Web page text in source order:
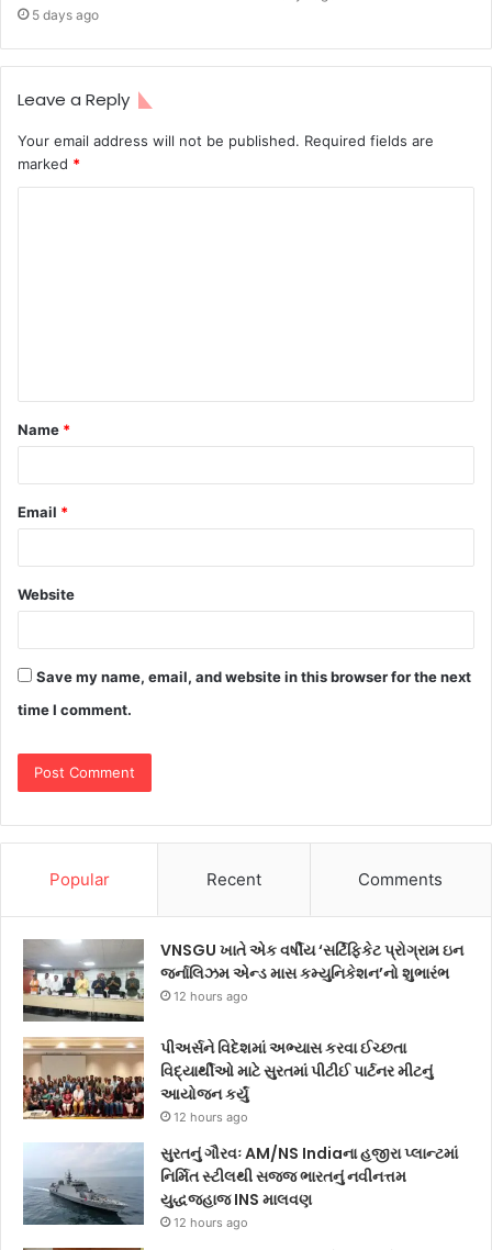
5 days ago
Leave a Reply
Your email address will not be published. Required fields are
marked *
Name *
Email *
Website
Save my name, email, and website in this browser for the next
time I comment.
Popular Recent Comments
VNSGU ખાતે એક વર્ષીય ‘સર્ટિફિકેટ પ્રોગ્રામ ઇન
જર્નાલિઝમ એન્ડ માસ કમ્યુનિકેશન’નો શુભારંભ
12 hours ago
પીઅર્સને વિદેશમાં અભ્યાસ કરવા ઈચ્છતા
વિદ્યાર્થીઓ માટે સુરતમાં પીટીઈ પાર્ટનર મીટનું
આયોજન કર્યું
12 hours ago
સુરતનું ગૌરવઃ AM/NS Indiaના હજીરા પ્લાન્ટમાં
નિર્મિત સ્ટીલથી સજ્જ ભારતનું નવીનત્તમ
યુદ્ધજહાજ INS માલવણ
12 hours ago